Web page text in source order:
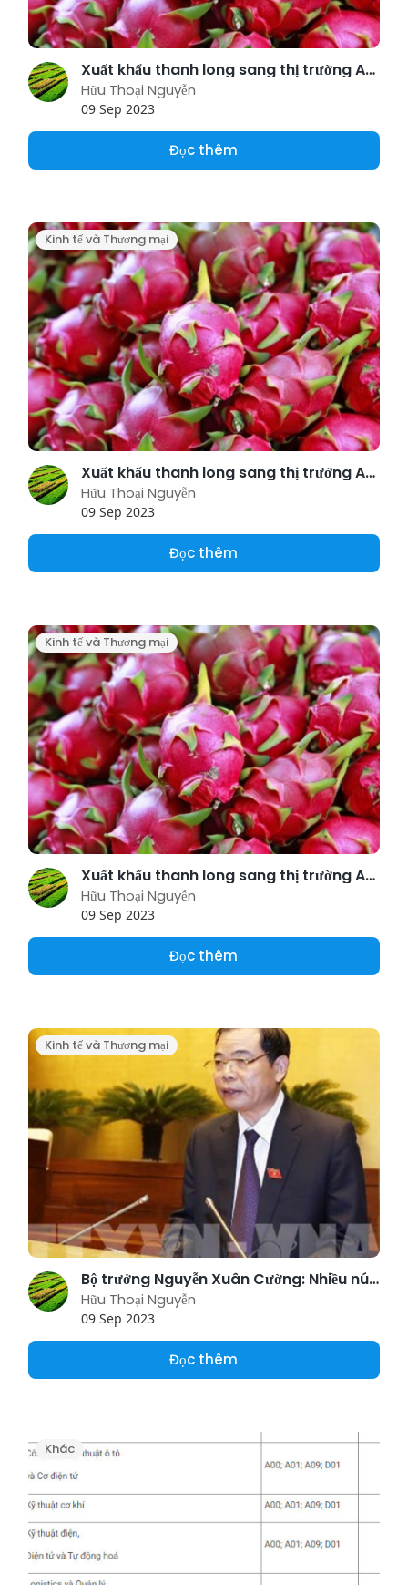
Xuất khẩu thanh long sang thị trường Anh vẫn theo quy định hiện hành
Hữu Thoại Nguyễn
09 Sep 2023
Đọc thêm
Kinh tế và Thương mại
Xuất khẩu thanh long sang thị trường Anh vẫn theo quy định hiện hành
Hữu Thoại Nguyễn
09 Sep 2023
Đọc thêm
Kinh tế và Thương mại
Xuất khẩu thanh long sang thị trường Anh vẫn theo quy định hiện hành
Hữu Thoại Nguyễn
09 Sep 2023
Đọc thêm
Kinh tế và Thương mại
Bộ trưởng Nguyễn Xuân Cường: Nhiều nút thắt cần gỡ trong tái cơ cấu nông nghiệp
Hữu Thoại Nguyễn
09 Sep 2023
Đọc thêm
Khác